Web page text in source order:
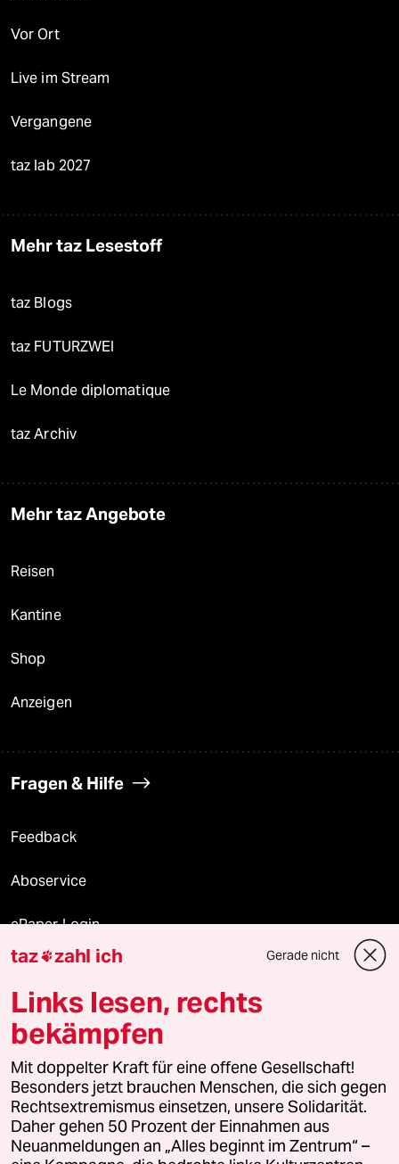
Vor Ort
Live im Stream
Vergangene
taz lab 2027
Mehr taz Lesestoff
taz Blogs
taz FUTURZWEI
Le Monde diplomatique
taz Archiv
Mehr taz Angebote
Reisen
Kantine
Shop
Anzeigen
Fragen & Hilfe
Feedback
Aboservice
ePaper Login
Downloads für Abonnierende
© 2026 taz Verlags und Vertriebs GmbH
Alle Rechte vorbehalten. Bei rechtlichen Fragen oder für Genehmigungen
wenden Sie sich bitte an
lizenzen@taz.de
Feedback Redaktionsstatut Kommune-Richtlinien
taz zahl ich Gerade nicht
Links lesen, rechts
bekämpfen
Mit doppelter Kraft für eine offene Gesellschaft!
Besonders jetzt brauchen Menschen, die sich gegen
Rechtsextremismus einsetzen, unsere Solidarität.
Daher gehen 50 Prozent der Einnahmen aus
Neuanmeldungen an „Alles beginnt im Zentrum“ –